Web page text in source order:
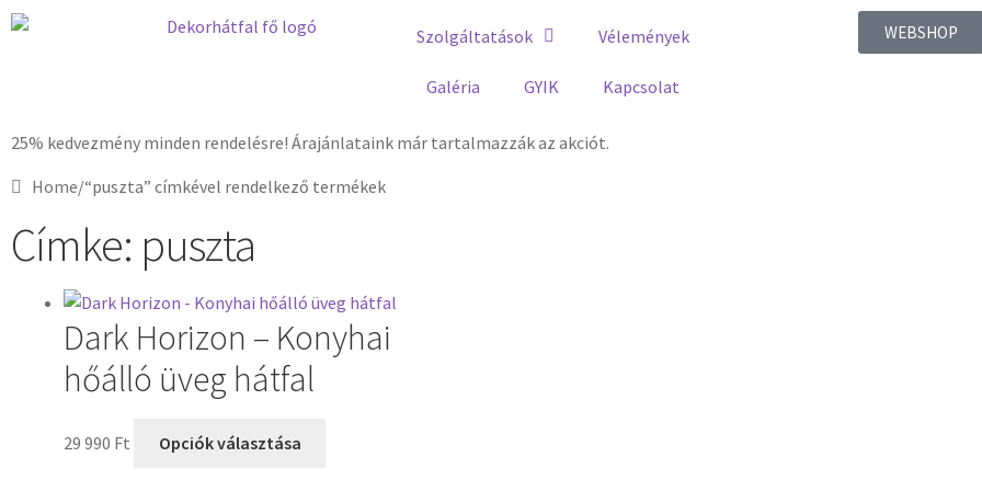
Szolgáltatások Vélemények
Galéria GYIK Kapcsolat
WEBSHOP
25% kedvezmény minden rendelésre! Árajánlataink már tartalmazzák az akciót.
Home/“puszta” címkével rendelkező termékek
Címke: puszta
Dark Horizon – Konyhai
hőálló üveg hátfal
29 990 Ft Opciók választása